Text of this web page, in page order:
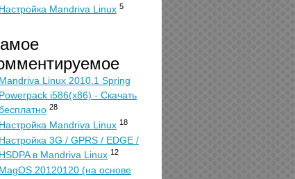
Настройка Mandriva Linux 5
Mandriva Linux 2010.1 Spring
Powerpack i586(x86) - Скачать
28
Настройка Mandriva Linux 18
Настройка 3G / GPRS / EDGE /
HSDPA в Mandriva Linux 12
MagOS 20120120 (на основе